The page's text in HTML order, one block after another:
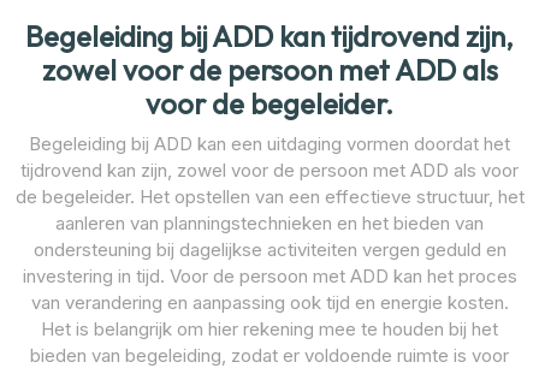
Begeleiding bij ADD kan tijdrovend zijn,
zowel voor de persoon met ADD als
voor de begeleider.
Begeleiding bij ADD kan een uitdaging vormen doordat het
tijdrovend kan zijn, zowel voor de persoon met ADD als voor
de begeleider. Het opstellen van een effectieve structuur, het
aanleren van planningstechnieken en het bieden van
ondersteuning bij dagelijkse activiteiten vergen geduld en
investering in tijd. Voor de persoon met ADD kan het proces
van verandering en aanpassing ook tijd en energie kosten.
Het is belangrijk om hier rekening mee te houden bij het
bieden van begeleiding, zodat er voldoende ruimte is voor